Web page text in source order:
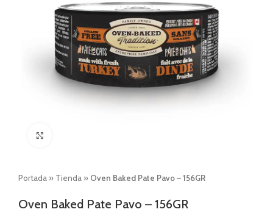
Portada » Tienda » Oven Baked Pate Pavo – 156GR
Oven Baked Pate Pavo – 156GR